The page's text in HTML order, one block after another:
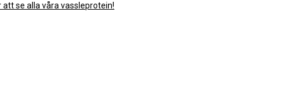
att se alla våra vassleprotein!